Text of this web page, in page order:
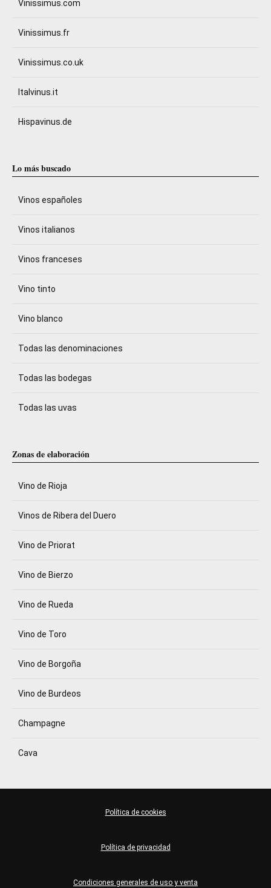
Vinissimus.com
Vinissimus.fr
Vinissimus.co.uk
Italvinus.it
Hispavinus.de
Lo más buscado
Vinos españoles
Vinos italianos
Vinos franceses
Vino tinto
Vino blanco
Todas las denominaciones
Todas las bodegas
Todas las uvas
Zonas de elaboración
Vino de Rioja
Vinos de Ribera del Duero
Vino de Priorat
Vino de Bierzo
Vino de Rueda
Vino de Toro
Vino de Borgoña
Vino de Burdeos
Champagne
Cava
Condiciones generales de uso y venta
Política de privacidad
Política de cookies